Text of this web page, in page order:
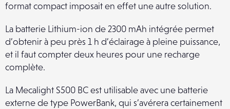
format compact imposait en effet une autre solution.
La batterie Lithium-ion de 2300 mAh intégrée permet
d’obtenir à peu près 1 h d’éclairage à pleine puissance,
et il faut compter deux heures pour une recharge
complète.
La Mecalight S500 BC est utilisable avec une batterie
externe de type PowerBank, qui s’avérera certainement